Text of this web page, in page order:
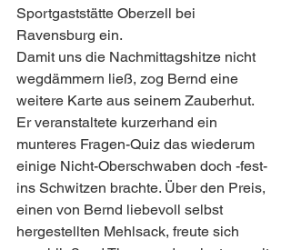
Sportgaststätte Oberzell bei
Ravensburg ein.
Damit uns die Nachmittagshitze nicht
wegdämmern ließ, zog Bernd eine
weitere Karte aus seinem Zauberhut.
Er veranstaltete kurzerhand ein
munteres Fragen-Quiz das wiederum
einige Nicht-Oberschwaben doch -fest-
ins Schwitzen brachte. Über den Preis,
einen von Bernd liebevoll selbst
hergestellten Mehlsack, freute sich